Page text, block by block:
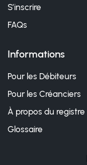
S’inscrire
FAQs
Informations
Pour les Débiteurs
Pour les Créanciers
À propos du registre
Glossaire